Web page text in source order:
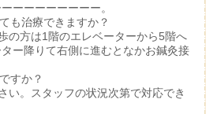
ーーーーーーーー。
も治療できますか？
の方は1階のエレベーターから5階へ
ー降りて右側に進むとなかお鍼灸接
すか？
い。スタッフの状況次第で対応でき